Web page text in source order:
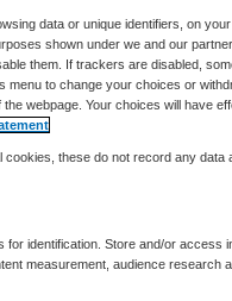
78 keer gelezen
(IGJ) heeft zich
naar het gebruik
2007. Volgens de
of er sprake
data or unique identifiers, on your
shown under we and our
them. If trackers are disabled,
menu to change your choices or
webpage. Your choices will have
these do not record any data
identification. Store and/or access
measurement, audience research